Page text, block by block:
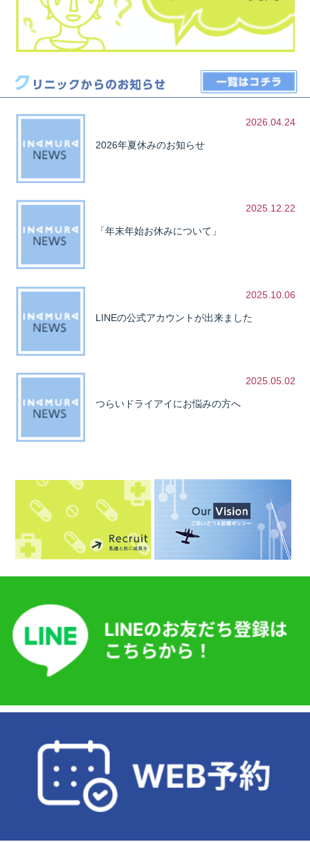
2026.04.24
2026年夏休みのお知らせ
2025.12.22
「年末年始お休みについて」
2025.10.06
LINEの公式アカウントが出来ました
2025.05.02
つらいドライアイにお悩みの方へ